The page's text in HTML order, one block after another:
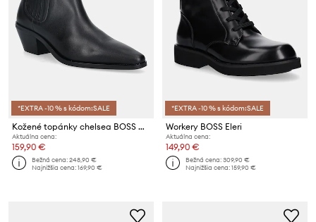
*EXTRA -10 % s kódom:SALE
Kožené topánky chelsea BOSS Niara
Aktuálna cena:
159,90 €
Bežná cena:248,90 €
Najnižšia cena:169,90 €
*EXTRA -10 % s kódom:SALE
Workery BOSS Eleri
Aktuálna cena:
149,90 €
Bežná cena:309,90 €
Najnižšia cena:159,90 €